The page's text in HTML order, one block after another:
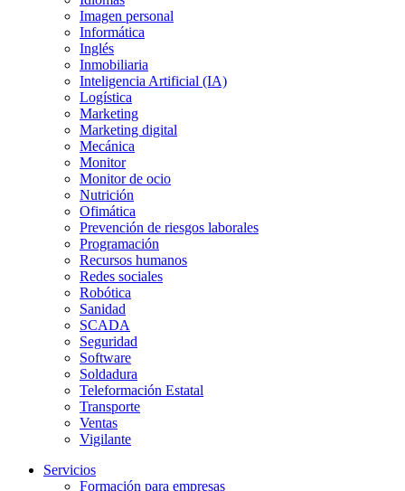
Imagen personal
Informática
Inglés
Inmobiliaria
Inteligencia Artificial (IA)
Logística
Marketing
Marketing digital
Mecánica
Monitor
Monitor de ocio
Nutrición
Ofimática
Prevención de riesgos laborales
Programación
Recursos humanos
Redes sociales
Robótica
Sanidad
SCADA
Seguridad
Software
Soldadura
Teleformación Estatal
Transporte
Ventas
Vigilante
Servicios
Formación para empresas